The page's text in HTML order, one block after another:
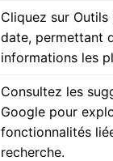
Cliquez sur
date, permettant
informations les
Consultez les
Google pour
fonctionnalités
recherche.